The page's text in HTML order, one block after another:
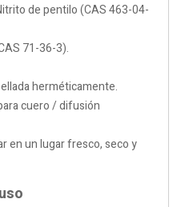
de pentilo (CAS 463-04-
71-36-3).
herméticamente.
cuero / difusión
en un lugar fresco, seco y